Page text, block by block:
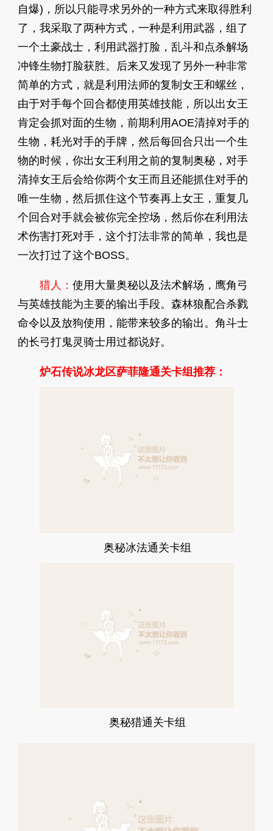
自爆)，所以只能寻求另外的一种方式来取得胜利
了，我采取了两种方式，一种是利用武器，组了
一个土豪战士，利用武器打脸，乱斗和点杀解场
冲锋生物打脸获胜。后来又发现了另外一种非常
简单的方式，就是利用法师的复制女王和螺丝，
由于对手每个回合都使用英雄技能，所以出女王
肯定会抓对面的生物，前期利用AOE清掉对手的
生物，耗光对手的手牌，然后每回合只出一个生
物的时候，你出女王利用之前的复制奥秘，对手
清掉女王后会给你两个女王而且还能抓住对手的
唯一生物，然后抓住这个节奏再上女王，重复几
个回合对手就会被你完全控场，然后你在利用法
术伤害打死对手，这个打法非常的简单，我也是
一次打过了这个BOSS。
猎人： 使用大量奥秘以及法术解场，鹰角弓
与英雄技能为主要的输出手段。森林狼配合杀戮
命令以及放狗使用，能带来较多的输出。角斗士
的长弓打鬼灵骑士用过都说好。
炉石传说冰龙区萨菲隆通关卡组推荐：
奥秘冰法通关卡组
奥秘猎通关卡组